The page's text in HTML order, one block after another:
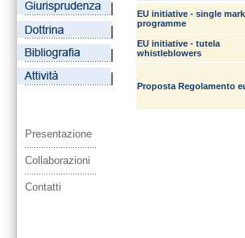
Presentazione
Collaborazioni
Contatti
EU initiative - single
programme
EU initiative - tutela
whistleblowers
Proposta Regolamento